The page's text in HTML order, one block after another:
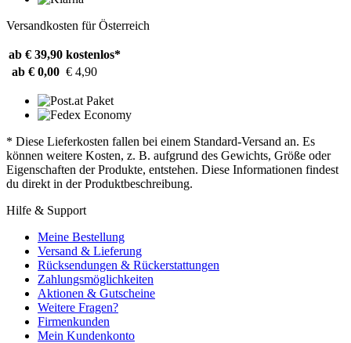
Versandkosten für Österreich
ab € 39,90 kostenlos*
ab € 0,00 € 4,90
* Diese Lieferkosten fallen bei einem Standard-Versand an. Es
können weitere Kosten, z. B. aufgrund des Gewichts, Größe oder
Eigenschaften der Produkte, entstehen. Diese Informationen findest
du direkt in der Produktbeschreibung.
Hilfe & Support
Meine Bestellung
Versand & Lieferung
Rücksendungen & Rückerstattungen
Zahlungsmöglichkeiten
Aktionen & Gutscheine
Weitere Fragen?
Firmenkunden
Mein Kundenkonto